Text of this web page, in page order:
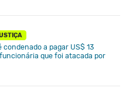
condenado a pagar US$ 13
que foi atacada por